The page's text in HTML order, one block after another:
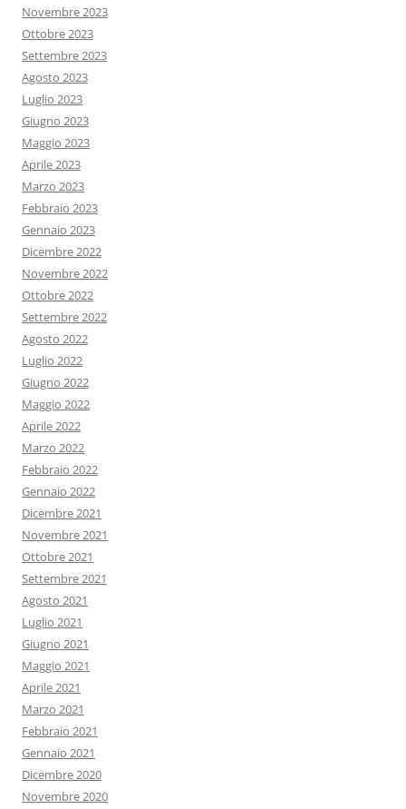
Novembre 2023
Ottobre 2023
Settembre 2023
Agosto 2023
Luglio 2023
Giugno 2023
Maggio 2023
Aprile 2023
Marzo 2023
Febbraio 2023
Gennaio 2023
Dicembre 2022
Novembre 2022
Ottobre 2022
Settembre 2022
Agosto 2022
Luglio 2022
Giugno 2022
Maggio 2022
Aprile 2022
Marzo 2022
Febbraio 2022
Gennaio 2022
Dicembre 2021
Novembre 2021
Ottobre 2021
Settembre 2021
Agosto 2021
Luglio 2021
Giugno 2021
Maggio 2021
Aprile 2021
Marzo 2021
Febbraio 2021
Gennaio 2021
Dicembre 2020
Novembre 2020